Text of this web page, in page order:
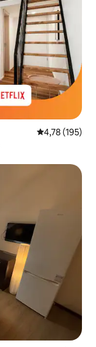
Gemiddelde
4,78 (195)